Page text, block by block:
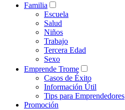
Familia
Escuela
Salud
Niños
Trabajo
Tercera Edad
Sexo
Emprende Trome
Casos de Éxito
Información Útil
Tips para Emprendedores
Promoción